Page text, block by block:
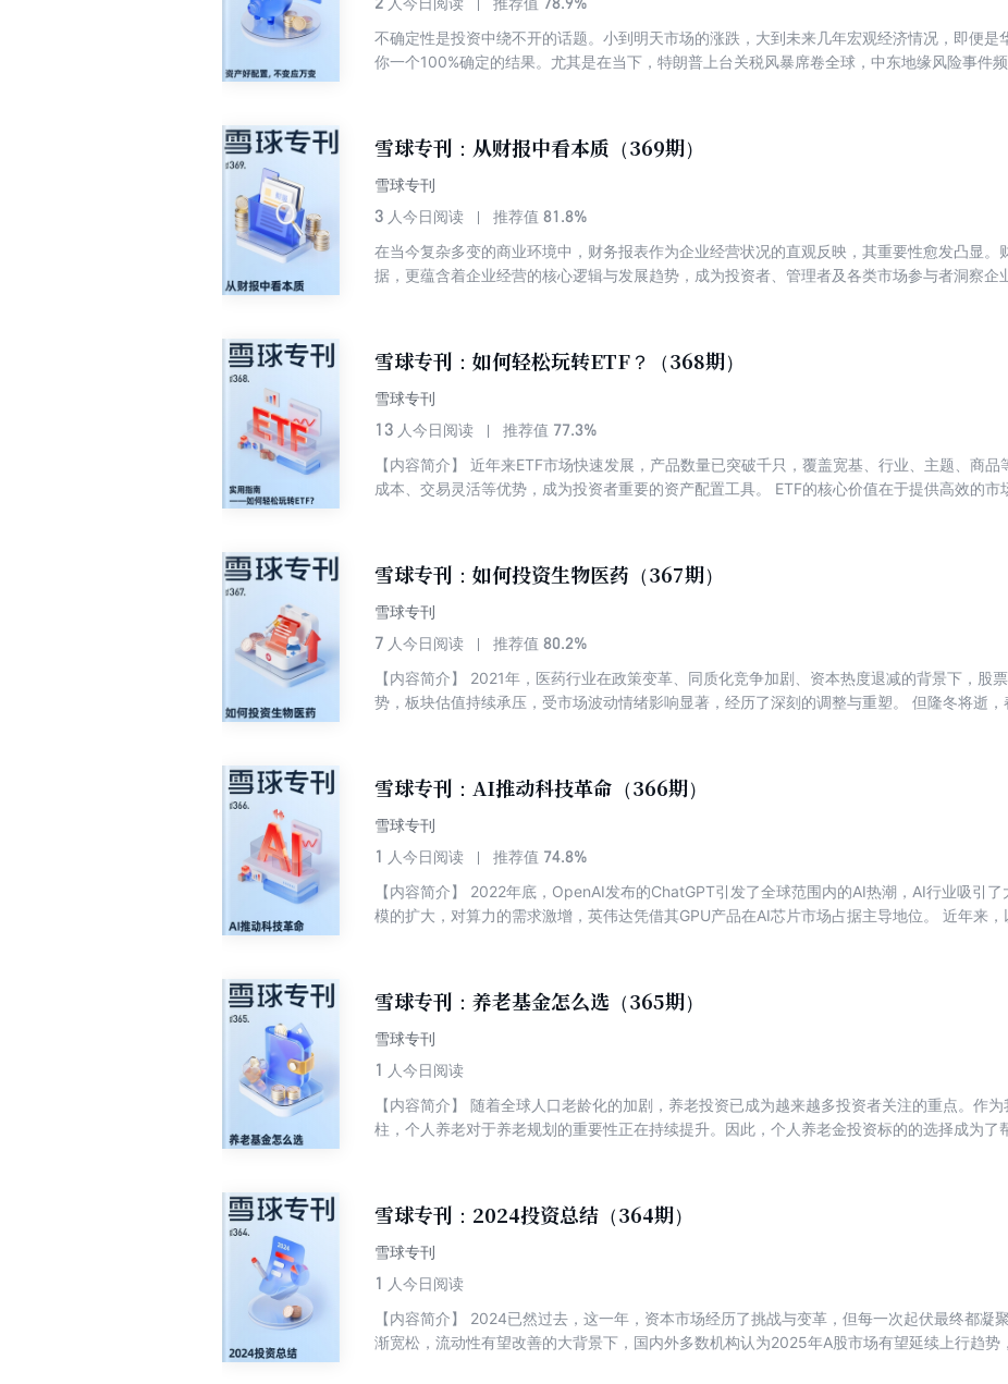
2 人今日阅读 推荐值 78.9%
不确定性是投资中绕不开的话题。小到明天市场的涨跌，大到未来几年宏观经济情况，即便是
你一个100%确定的结果。尤其是在当下，特朗普上台关税风暴席卷全球，中东地缘风险事件
篮子”，更重要的是留下收益，降低风险。或者说，在同样的风险水平下，我们尽量去争取更高
效果，才能被称为免费的午餐。可能很多人一提到资产配置就觉得离自己很远，听起来很高深
置的核心没有那么复杂，核心就是一个词：分散。 简单来说是在三个层面的分散：资产分散、
分散】是指不要押注单一资产，而是通过股票、债券、商品等做资产分散； 【市场分散】是指
国内国外的全球投资做市场分散； 【时间分散】是指不要押注单一择时，而是通过长期定投降
宏观环境如此不确定的情况下，未来一片迷雾，这个过程中学会如何做好资产配置是我们每个
雪球专刊：从财报中看本质（369期）
雪球专刊
3 人今日阅读 推荐值 81.8%
在当今复杂多变的商业环境中，财务报表作为企业经营状况的直观反映，其重要性愈发凸显。
据，更蕴含着企业经营的核心逻辑与发展趋势，成为投资者、管理者及各类市场参与者洞察企
市场波动性提升，财报披露与价值挖掘不断推动投资分析深度演进，面对复杂的财务数据，如
本质？ 本期专刊精选8篇文章，带大家从财报中看本质。
雪球专刊：如何轻松玩转ETF？（368期）
雪球专刊
13 人今日阅读 推荐值 77.3%
【内容简介】 近年来ETF市场快速发展，产品数量已突破千只，覆盖宽基、行业、主题、商
成本、交易灵活等优势，成为投资者重要的资产配置工具。 ETF的核心价值在于提供高效的市
置机遇？ 本期专刊精选10篇文章，带大家轻松玩转ETF。 【目录】 关于《雪球专刊》 内容概
买卖ETF？ 2. 行情分化下，ETF或是最优投资工具 3. 最强港股ETF指数投资指南 4. 商品型
与投资策略 5. A股、港股、美股红利指数大对比 6. 10年来每年都赚钱的ETF组合 7. 一文搞懂
是什么？应该怎么做？ 9. 如何构建ETF投资体系：从分类到配置的全方位指南 10. 这也许是一
篇文摘、感悟！ 【编辑推荐】 《雪球专刊》是国内领先的投资交流交易平台“雪球”上的用户
雪球社区每日产生的大量高质量财经类UGC产生，按照不同专题进行组织、编辑和校对。专
雪球专刊：如何投资生物医药（367期）
雪球专刊
7 人今日阅读 推荐值 80.2%
【内容简介】 2021年，医药行业在政策变革、同质化竞争加剧、资本热度退减的背景下，股
势，板块估值持续承压，受市场波动情绪影响显著，经历了深刻的调整与重塑。 但隆冬将逝，
领域，我们如何分析其投资逻辑并抓住投资机遇？ 本期专刊精选9篇文章，带大家一同领略本
雪球专刊：AI推动科技革命（366期）
雪球专刊
1 人今日阅读 推荐值 74.8%
【内容简介】 2022年底，OpenAI发布的ChatGPT引发了全球范围内的AI热潮，AI行业吸引
模的扩大，对算力的需求激增，英伟达凭借其GPU产品在AI芯片市场占据主导地位。 近年来，以AI为核心的科技浪潮正在引
革命浪潮。 【目录】 关于《雪球专刊》 内容概要 章节介绍 1. AI带给软件产业长周期β机会的底层逻辑 2.
蝴蝶效应在极速散开 3. 我对DS模型的投资思考 4. 英伟达cuda的优势及挑战 5. AI，回国航班落地后，去往哪里？ 6. 算力
成本降十倍，DeepSeek如何改写AI投资版图？ 7. AI人工智能产业链梳理及核心龙头股 8. 三家电信运营商在人工智能领域的
投资与布局 9. AI尽头是电力，核心增量在电源 10. 一个AI从业者的十年 【编辑推荐】 《雪球
交易平台“雪球”上的用户讨论集锦。本专刊全部内容均由雪球社区每日产生的大量高质量财经
行组织、编辑和校对。专门为渴望财务自由，想拓展财经知识却无法长时间使用雪球的朋友，
雪球专刊：养老基金怎么选（365期）
雪球专刊
1 人今日阅读
【内容简介】 随着全球人口老龄化的加剧，养老投资已成为越来越多投资者关注的重点。作
柱，个人养老对于养老规划的重要性正在持续提升。因此，个人养老金投资标的的选择成为了
资视角下的多元资产配置方案 2. 一文搞懂个人养老金扩容指数基金 3. 7只纳入个人养老金的“
个人养老金扩容，指数基金赢麻啦！ 5. 全网最全十问十答，一文读懂个人养老金新闻 6. 个人
选？ 【编辑推荐】 《雪球专刊》是国内领先的投资交流交易平台“雪球”上的用户讨论集锦。本
日产生的大量高质量财经类UGC产生，按照不同专题进行组织、编辑和校对。 【作者简介】
于投资社区，现已经成为国内领先的集投资交流交易一体的综合财富管理平台。经过数十年的
注册用户，聚集了中国对投资最感兴趣、最有见解、对权益类资产接纳度最高的人群。雪球在
雪球专刊：2024投资总结（364期）
雪球专刊
1 人今日阅读
【内容简介】 2024已然过去，这一年，资本市场经历了挑战与变革，但每一次起伏最终都凝
渐宽松，流动性有望改善的大背景下，国内外多数机构认为2025年A股市场有望延续上行趋势